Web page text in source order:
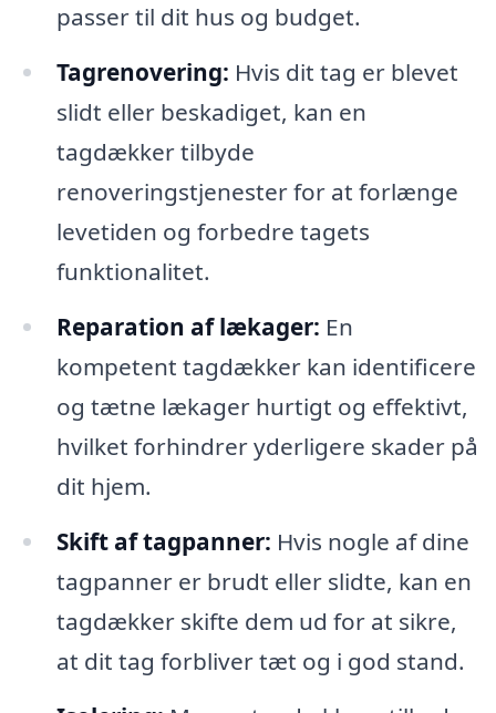
passer til dit hus og budget.
Tagrenovering: Hvis dit tag er blevet
slidt eller beskadiget, kan en
tagdækker tilbyde
renoveringstjenester for at forlænge
levetiden og forbedre tagets
funktionalitet.
Reparation af lækager: En
kompetent tagdækker kan identificere
og tætne lækager hurtigt og effektivt,
hvilket forhindrer yderligere skader på
dit hjem.
Skift af tagpanner: Hvis nogle af dine
tagpanner er brudt eller slidte, kan en
tagdækker skifte dem ud for at sikre,
at dit tag forbliver tæt og i god stand.